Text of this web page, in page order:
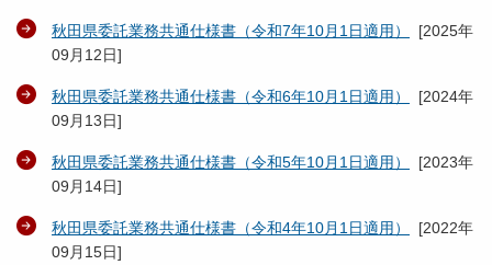
秋田県委託業務共通仕様書（令和7年10月1日適用） [2025年
09月12日]
秋田県委託業務共通仕様書（令和6年10月1日適用） [2024年
09月13日]
秋田県委託業務共通仕様書（令和5年10月1日適用） [2023年
09月14日]
秋田県委託業務共通仕様書（令和4年10月1日適用） [2022年
09月15日]